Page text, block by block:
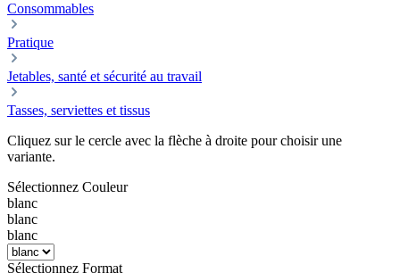
Consommables
Pratique
Jetables, santé et sécurité au travail
Tasses, serviettes et tissus
Cliquez sur le cercle avec la flèche à droite pour choisir une
variante.
Sélectionnez Couleur
blanc
blanc
blanc
Sélectionnez Format